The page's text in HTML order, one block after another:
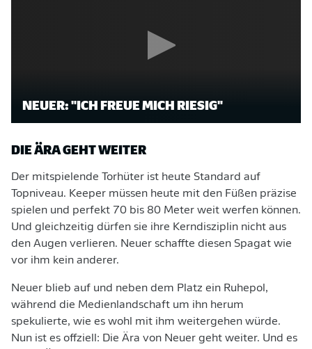
NEUER: "ICH FREUE MICH RIESIG"
DIE ÄRA GEHT WEITER
Der mitspielende Torhüter ist heute Standard auf
Topniveau. Keeper müssen heute mit den Füßen präzise
spielen und perfekt 70 bis 80 Meter weit werfen können.
Und gleichzeitig dürfen sie ihre Kerndisziplin nicht aus
den Augen verlieren. Neuer schaffte diesen Spagat wie
vor ihm kein anderer.
Neuer blieb auf und neben dem Platz ein Ruhepol,
während die Medienlandschaft um ihn herum
spekulierte, wie es wohl mit ihm weitergehen würde.
Nun ist es offziell: Die Ära von Neuer geht weiter. Und es